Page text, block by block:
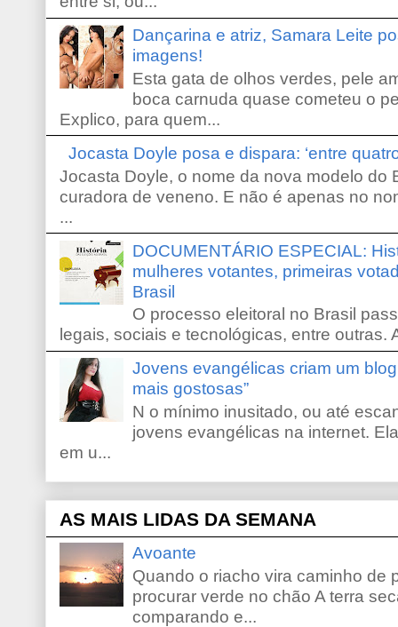
Dançarina e atriz, Samara Leite
imagens!
Esta gata de olhos verdes, pele
boca carnuda quase cometeu o
Explico, para quem...
Jocasta Doyle posa e dispara: ‘entre
Jocasta Doyle, o nome da nova modelo do
curadora de veneno. E não é apenas no
...
DOCUMENTÁRIO ESPECIAL:
mulheres votantes, primeiras
Brasil
O processo eleitoral no Brasil
legais, sociais e tecnológicas, entre outras.
Jovens evangélicas criam um
mais gostosas”
N o mínimo inusitado, ou até
jovens evangélicas na internet.
em u...
AS MAIS LIDAS DA SEMANA
Avoante
Quando o riacho vira caminho de
procurar verde no chão A terra
comparando e...